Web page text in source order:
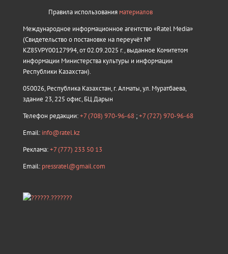
Правила использования материалов
Международное информационное агентство «Ratel Media»
(Свидетельство о постановке на переучёт №
KZ85VPY00127994, от 02.09.2025 г., выданное Комитетом
информации Министерства культуры и информации
Республики Казахстан).
050026, Республика Казахстан, г. Алматы, ул. Муратбаева,
здание 23, 225 офис, БЦ Дарын
Телефон редакции:+7 (708) 970-96-68 ;+7 (727) 970-96-68
Email: info@ratel.kz
Реклама:+7 (777) 233 50 13
Email: pressratel@gmail.com